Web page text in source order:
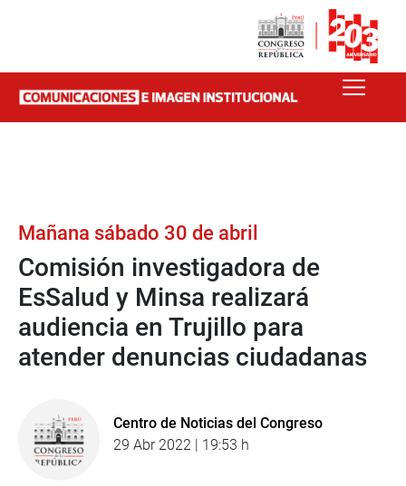
Mañana sábado 30 de abril
Comisión investigadora de
EsSalud y Minsa realizará
audiencia en Trujillo para
atender denuncias ciudadanas
Centro de Noticias del Congreso
29 Abr 2022 | 19:53 h